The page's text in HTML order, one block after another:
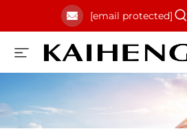
[email protected]